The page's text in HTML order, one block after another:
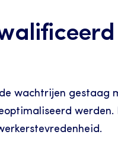
wachtrijen gestaag